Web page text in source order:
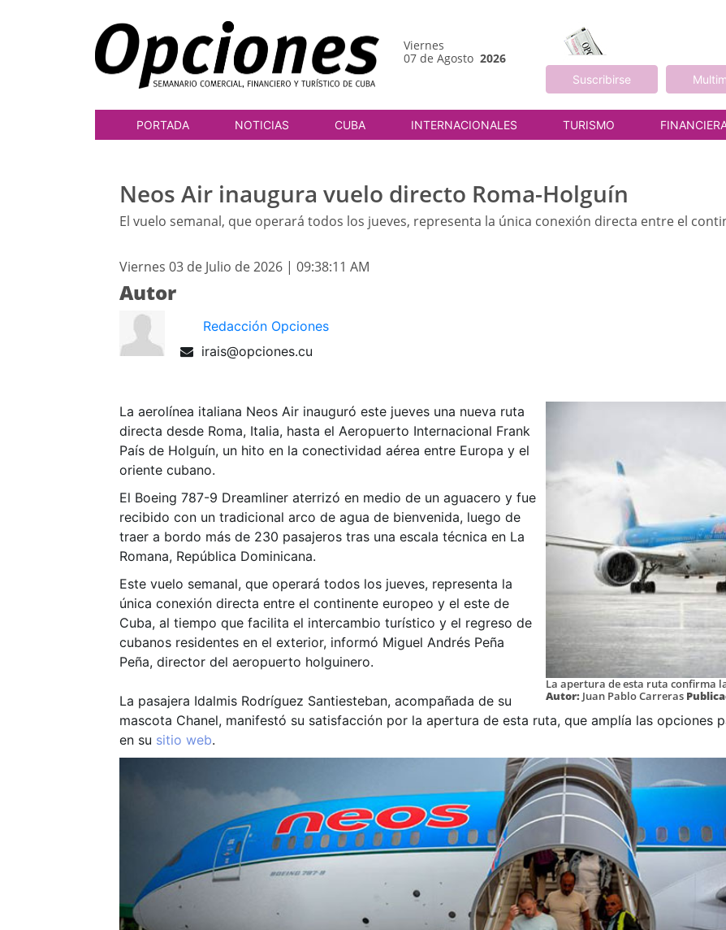
Viernes
07 de Agosto 2026
Suscribirse
PORTADA NOTICIAS CUBA INTERNACIONALES TURISMO
Neos Air inaugura vuelo directo Roma-Holguín
El vuelo semanal, que operará todos los jueves, representa la única conexión directa entre el
Viernes 03 de Julio de 2026 | 09:38:11 AM
Autor
Redacción Opciones
irais@opciones.cu
La apertura de esta ruta confirma
Autor: Juan Pablo Carreras
La aerolínea italiana Neos Air inauguró este jueves una nueva ruta
directa desde Roma, Italia, hasta el Aeropuerto Internacional Frank
País de Holguín, un hito en la conectividad aérea entre Europa y el
oriente cubano.
El Boeing 787-9 Dreamliner aterrizó en medio de un aguacero y fue
recibido con un tradicional arco de agua de bienvenida, luego de
traer a bordo más de 230 pasajeros tras una escala técnica en La
Romana, República Dominicana.
Este vuelo semanal, que operará todos los jueves, representa la
única conexión directa entre el continente europeo y el este de
Cuba, al tiempo que facilita el intercambio turístico y el regreso de
cubanos residentes en el exterior, informó Miguel Andrés Peña
Peña, director del aeropuerto holguinero.
La pasajera Idalmis Rodríguez Santiesteban, acompañada de su
mascota Chanel, manifestó su satisfacción por la apertura de esta ruta, que amplía las opciones
en su sitio web.